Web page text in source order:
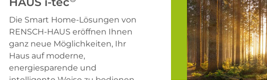
Die Smart Home-Lösungen von
RENSCH-HAUS eröffnen Ihnen
ganz neue Möglichkeiten, Ihr
Haus auf moderne,
energiesparende und